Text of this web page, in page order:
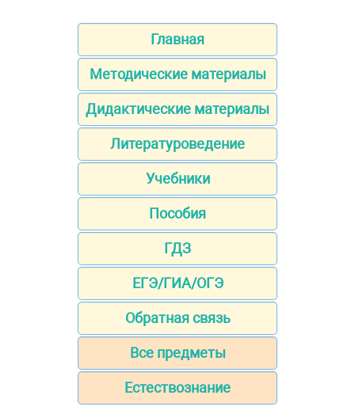
Главная
Методические материалы
Дидактические материалы
Литературоведение
Учебники
Пособия
ГДЗ
ЕГЭ/ГИА/ОГЭ
Обратная связь
Все предметы
Естествознание